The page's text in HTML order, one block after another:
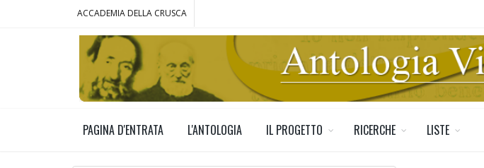
ACCADEMIA DELLA CRUSCA
PAGINA D'ENTRATA L'ANTOLOGIA IL PROGETTO RICERCHE LISTE